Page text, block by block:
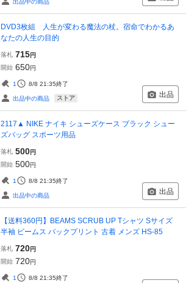
DVD3枚組 人生が変わる魔法の杖。宿命でわかるあ
なたの人生の目的
落札 715円
開始 650円
1 8/8 21:35終了
出品中の商品 ストア 出品
2117▲ NIKE ナイキ シューズケース ブラック シュー
ズバッグ スポーツ用品
落札 500円
開始 500円
1 8/8 21:35終了
出品中の商品 出品
【送料360円】BEAMS SCRUB UP Tシャツ Sサイズ
半袖 ビームス バックプリント 古着 メンズ HS-85
落札 720円
開始 720円
1 8/8 21:35終了